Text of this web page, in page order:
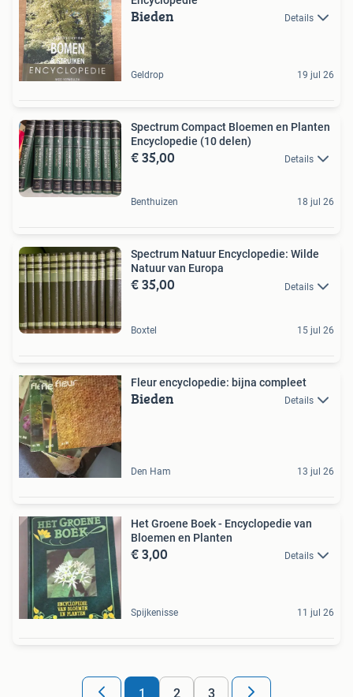
Bieden Details
Geldrop 19 jul 26
Spectrum Compact Bloemen en Planten
Encyclopedie (10 delen)
€ 35,00 Details
Benthuizen 18 jul 26
Spectrum Natuur Encyclopedie: Wilde
Natuur van Europa
€ 35,00 Details
Boxtel 15 jul 26
Fleur encyclopedie: bijna compleet
Bieden Details
Den Ham 13 jul 26
Het Groene Boek - Encyclopedie van
Bloemen en Planten
€ 3,00 Details
Spijkenisse 11 jul 26
1 2 3